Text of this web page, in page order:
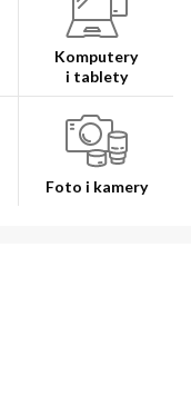
Komputery
i tablety
Foto i kamery